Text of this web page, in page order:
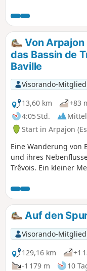
Naturgebiet,
Sandsteinplateau
die von einem sehr
bedeckt sind, der
Eichen (mit
Kastanien und
Beginn genießt man
Weg rund um das
(Retenue de l'Orge).
durchquert man auf
den Ort Bruyères-le-
dichten Netzes gut
Pfade. Dann folgt der
Bruyères-le-Châtel
langen geraden
privatisieren).
Von
das Bassin de
Baville
Visorando-Mitglied
13,60 km
+83
4:05 Std.
Mittel
Start in Arpajon
Eine Wanderung von
und ihres
Trêvois. Ein kleiner
Touch.
Auf den
Visorando-Mitglied
129,16 km
+1
-1 179 m
10